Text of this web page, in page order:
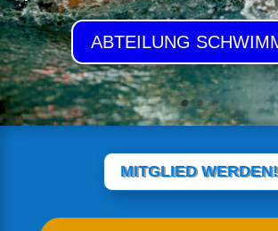
ABTEILUNG
MITGLIED WERDEN!